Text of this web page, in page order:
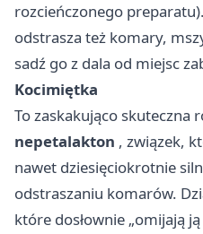
rozcieńczonego
odstrasza też komary,
sadź go z dala od miejsc
Kocimiętka
To zaskakująco skuteczna
nepetalakton , związek,
nawet dziesięciokrotnie
odstraszaniu komarów.
które dosłownie „omijają ją